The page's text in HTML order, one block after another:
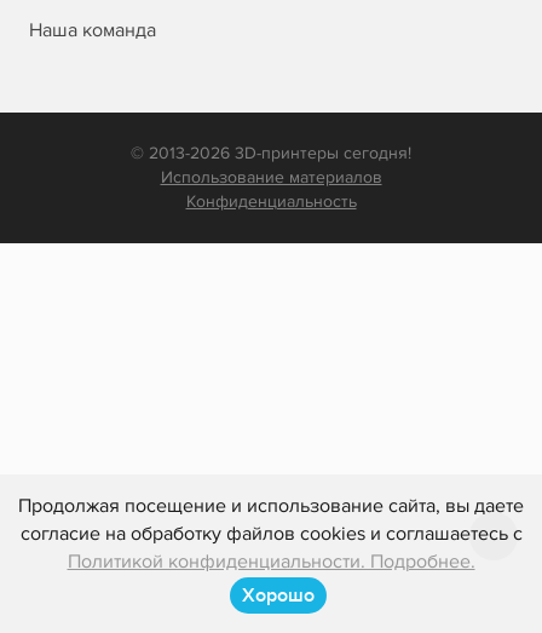
Продолжая посещение и использование сайта, вы даете
согласие на обработку файлов cookies и соглашаетесь с
Политикой конфиденциальности. Подробнее.
Хорошо
Наша команда
© 2013-2026 3D-принтеры сегодня!
Использование материалов
Конфиденциальность